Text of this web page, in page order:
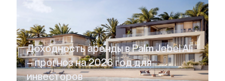
Доходность аренды в Palm Jebel Ali
– прогноз на 2026 год для
инвесторов